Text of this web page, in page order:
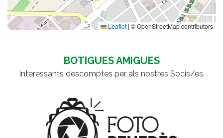
Leaflet | © OpenStreetMap contributors
BOTIGUES AMIGUES
Interessants descomptes per als nostres Socis/es.